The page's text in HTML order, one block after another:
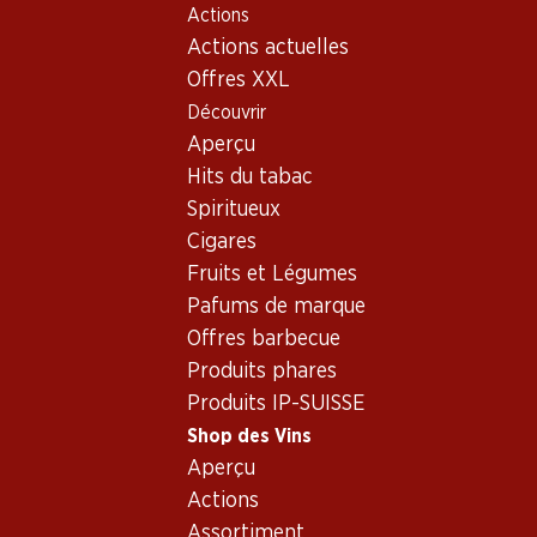
Actions
Actions actuelles
Offres XXL
Découvrir
Aperçu
Hits du tabac
Spiritueux
Cigares
Fruits et Légumes
Pafums de marque
Offres barbecue
Produits phares
Produits IP-SUISSE
Shop des Vins
Aperçu
Actions
Shop des Vins
France
Bordeaux
Château Camensac Haut-Médoc AOC
Exclusivité web !
Recto